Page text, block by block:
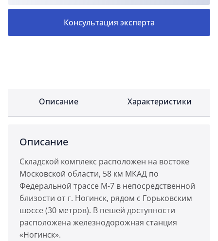
Консультация эксперта
Описание Характеристики
Описание
Складской комплекс расположен на востоке
Московской области, 58 км МКАД по
Федеральной трассе М-7 в непосредственной
близости от г. Ногинск, рядом с Горьковским
шоссе (30 метров). В пешей доступности
расположена железнодорожная станция
«Ногинск».